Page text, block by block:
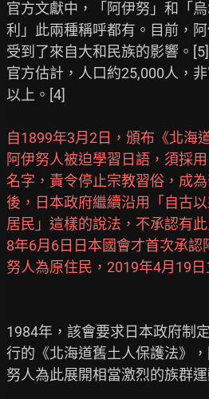
官方文獻中，「阿伊努」和「
利」此兩種稱呼都有。目前，
受到了來自大和民族的影響。[5]
官方估計，人口約25,000人，
以上。[4]
自1899年3月2日，頒布《北海
阿伊努人被迫學習日語，須採
名字，責令停止宗教習俗，成
後，日本政府繼續沿用「自古
居民」這樣的說法，不承認有
8年6月6日日本國會才首次承認
努人為原住民，2019年4月19日
1984年，該會要求日本政府制
行的《北海道舊土人保護法》
努人為此展開相當激烈的族群運